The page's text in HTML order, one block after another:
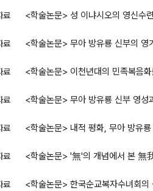
료 <학술논문> 성 이냐시오의 영신수
료 <학술논문> 무아 방유룡 신부의
료 <학술논문> 이천년대의 민족복음
료 <학술논문> 무아 방유룡 신부 영
료 <학술논문> 내적 평화, 무아 방유
료 <학술논문> '無'의 개념에서 본 無
료 <학술논문> 한국순교복자수녀회